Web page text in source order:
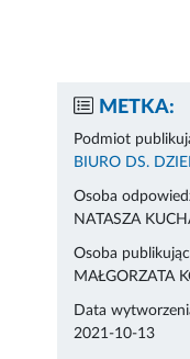
METKA:
Podmiot
BIURO DS.
Osoba
NATASZA
Osoba
MAŁGORZATA
Data
2021-10-13